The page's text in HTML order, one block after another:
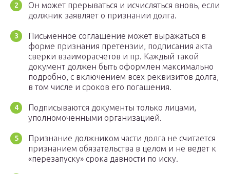
Он может прерываться и исчисляться вновь, если
должник заявляет о признании долга.
Письменное соглашение может выражаться в
форме признания претензии, подписания акта
сверки взаиморасчетов и пр. Каждый такой
документ должен быть оформлен максимально
подробно, с включением всех реквизитов долга,
в том числе и сроков его погашения.
Подписываются документы только лицами,
уполномоченными организацией.
Признание должником части долга не считается
признанием обязательства в целом и не ведет к
«перезапуску» срока давности по иску.